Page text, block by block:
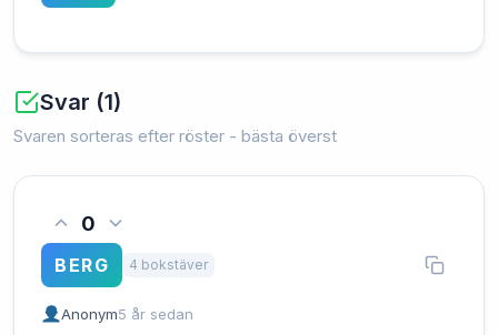
Svar (1)
Svaren sorteras efter röster - bästa överst
0
BERG 4 bokstäver
Anonym5 år sedan